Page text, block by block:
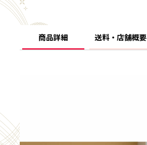
商品詳細 送料・店舗概要